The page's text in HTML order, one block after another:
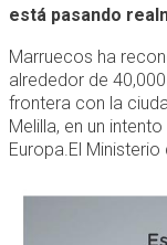
está pasando
Marruecos ha
alrededor de
frontera con la
Melilla, en un
Europa.El Ministerio